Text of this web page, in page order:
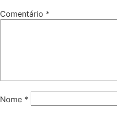
Comentário *
Nome *